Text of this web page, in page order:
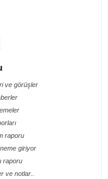
ve görüşler
raporu
giriyor
raporu
ve notlar..